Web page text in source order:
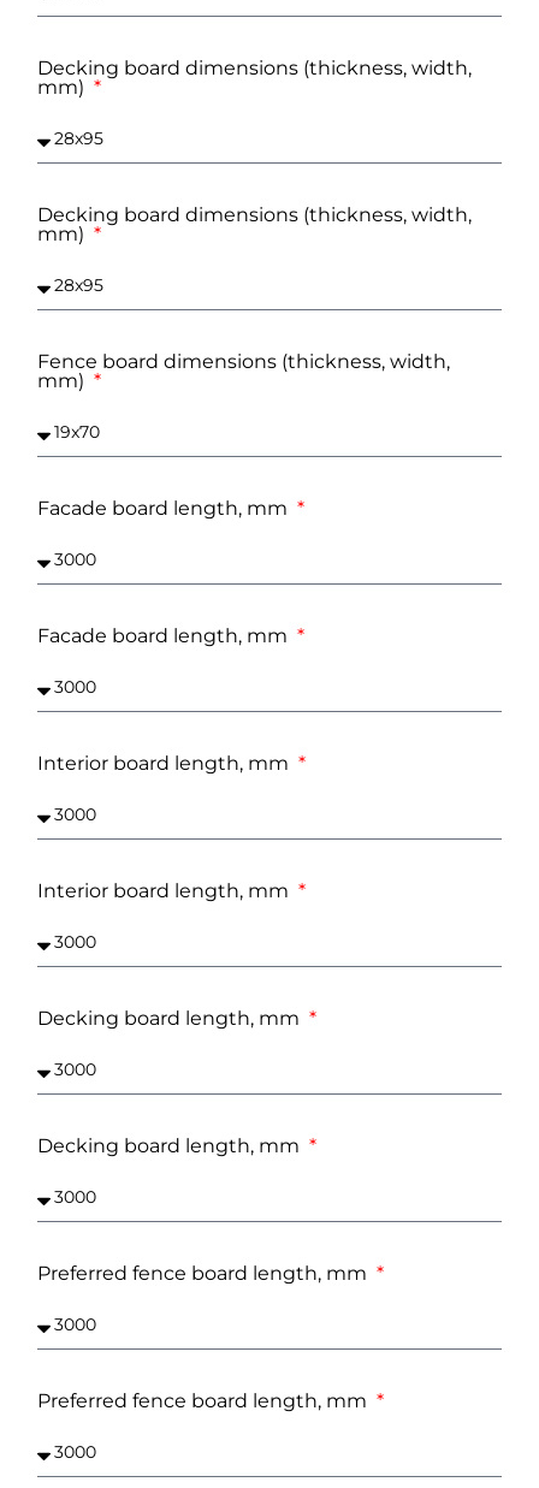
Decking board dimensions (thickness, width,
mm)
Decking board dimensions (thickness, width,
mm)
Fence board dimensions (thickness, width,
mm)
Facade board length, mm
Facade board length, mm
Interior board length, mm
Interior board length, mm
Decking board length, mm
Decking board length, mm
Preferred fence board length, mm
Preferred fence board length, mm